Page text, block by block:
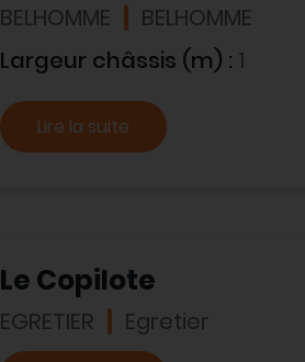
BELHOMME BELHOMME
Largeur châssis (m) : 1
Lire la suite
Le Copilote
EGRETIER Egretier